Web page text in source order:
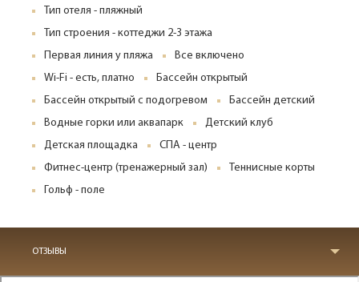
Тип отеля - пляжный
Тип строения - коттеджи 2-3 этажа
Первая линия у пляжа
Все включено
Wi-Fi - есть, платно
Бассейн открытый
Бассейн открытый с подогревом
Бассейн детский
Водные горки или аквапарк
Детский клуб
Детская площадка
СПА - центр
Фитнес-центр (тренажерный зал)
Теннисные корты
Гольф - поле
ОТЗЫВЫ